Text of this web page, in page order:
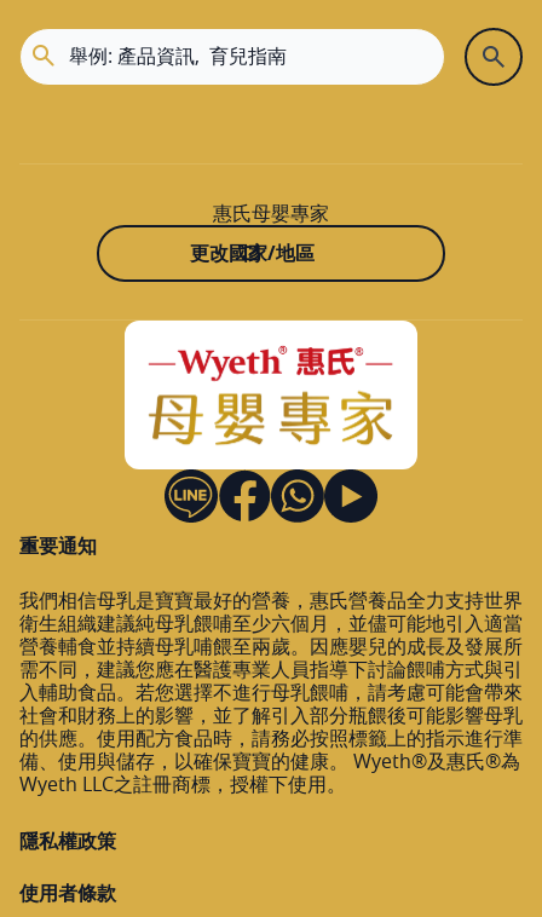
惠氏母嬰專家
更改國家/地區
重要通知
我們相信母乳是寶寶最好的營養，惠氏營養品全力支持世界
衛生組織建議純母乳餵哺至少六個月，並儘可能地引入適當
營養輔食並持續母乳哺餵至兩歲。因應嬰兒的成長及發展所
需不同，建議您應在醫護專業人員指導下討論餵哺方式與引
入輔助食品。若您選擇不進行母乳餵哺，請考慮可能會帶來
社會和財務上的影響，並了解引入部分瓶餵後可能影響母乳
的供應。使用配方食品時，請務必按照標籤上的指示進行準
備、使用與儲存，以確保寶寶的健康。 Wyeth®及惠氏®為
Wyeth LLC之註冊商標，授權下使用。
隱私權政策
使用者條款